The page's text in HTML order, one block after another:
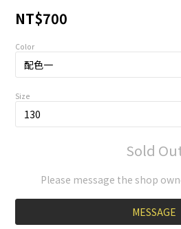
NT$700
Color
Size
Sold
Please message the shop
MESSAGE